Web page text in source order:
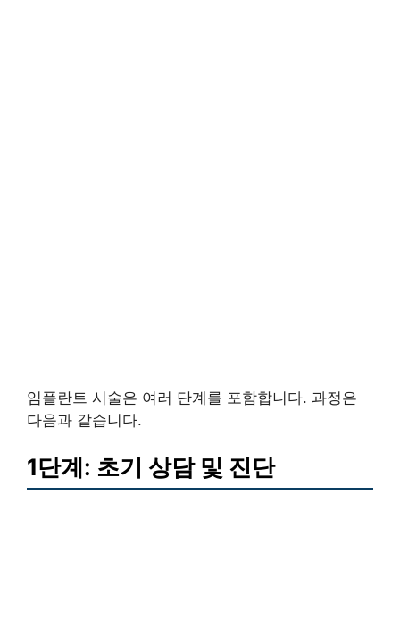
임플란트 시술은 여러 단계를 포함합니다. 과정은
다음과 같습니다.
1단계: 초기 상담 및 진단